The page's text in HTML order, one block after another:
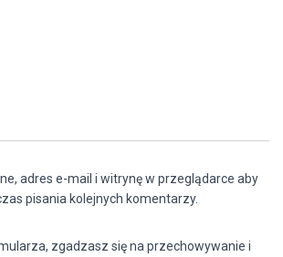
adres e-mail i witrynę w przeglądarce aby
pisania kolejnych komentarzy.
zgadzasz się na przechowywanie i